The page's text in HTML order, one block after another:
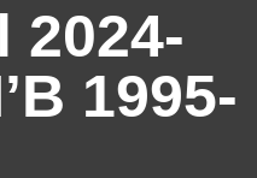
2024-
1995-